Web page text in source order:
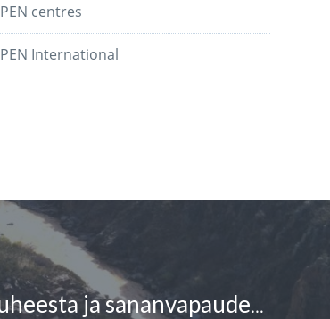
PEN centres
PEN International
Jarkko Tontti: Vihapuheesta ja sananvapaudesta